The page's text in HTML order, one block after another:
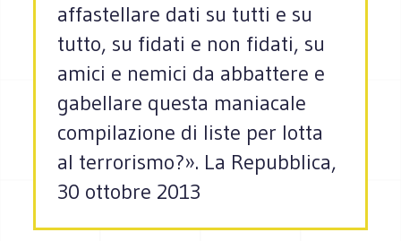
affastellare dati su tutti e su
tutto, su fidati e non fidati, su
amici e nemici da abbattere e
gabellare questa maniacale
compilazione di liste per lotta
al terrorismo?». La Repubblica,
30 ottobre 2013